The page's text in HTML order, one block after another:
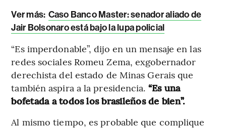
Ver más: Caso Banco Master: senador aliado de
Jair Bolsonaro está bajo la lupa policial
“Es imperdonable”, dijo en un mensaje en las
redes sociales Romeu Zema, exgobernador
derechista del estado de Minas Gerais que
también aspira a la presidencia. “Es una
bofetada a todos los brasileños de bien”.
Al mismo tiempo, es probable que complique